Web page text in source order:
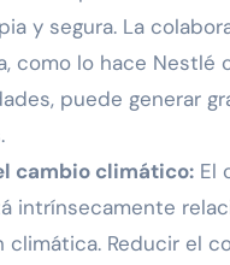
y segura. La
como lo hace Nestlé
puede generar
cambio climático:El
intrínsecamente
climática. Reducir el